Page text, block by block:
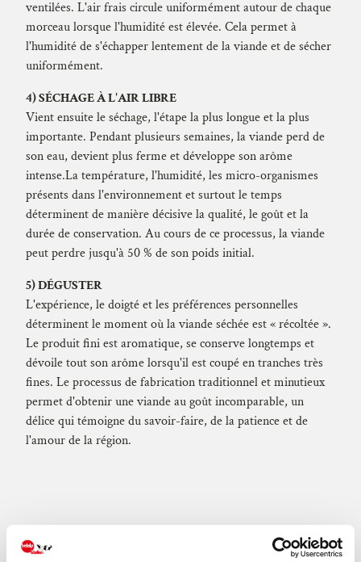
ventilées. L'air frais circule uniformément autour de chaque
morceau lorsque l'humidité est élevée. Cela permet à
l'humidité de s'échapper lentement de la viande et de sécher
uniformément.
4) SÉCHAGE À L'AIR LIBRE
Vient ensuite le séchage, l'étape la plus longue et la plus
importante. Pendant plusieurs semaines, la viande perd de
son eau, devient plus ferme et développe son arôme
intense.La température, l'humidité, les micro-organismes
présents dans l'environnement et surtout le temps
déterminent de manière décisive la qualité, le goût et la
durée de conservation. Au cours de ce processus, la viande
peut perdre jusqu'à 50 % de son poids initial.
5) DÉGUSTER
L'expérience, le doigté et les préférences personnelles
déterminent le moment où la viande séchée est « récoltée ».
Le produit fini est aromatique, se conserve longtemps et
dévoile tout son arôme lorsqu'il est coupé en tranches très
fines. Le processus de fabrication traditionnel et minutieux
permet d'obtenir une viande au goût incomparable, un
délice qui témoigne du savoir-faire, de la patience et de
l'amour de la région.